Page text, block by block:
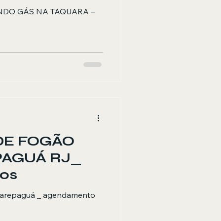
RJ
GÁS NA TAQUARA –
FOGÃO
RJ_
_ agendamento